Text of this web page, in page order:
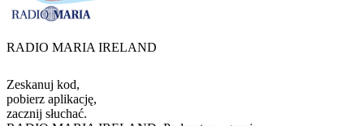
RADIO MARIA IRELAND
Zeskanuj kod,
pobierz aplikację,
zacznij słuchać.